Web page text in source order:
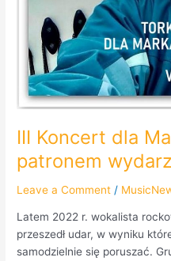
III Koncert dla
patronem
Leave a Comment /
Latem 2022 r. wokalista
przeszedł udar, w wyniku
samodzielnie się poruszać.